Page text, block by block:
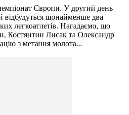
Європи. У другий день
відбудуться щонайменше два
легкоатлетів. Нагадаємо, що
Костянтин Лисак та Олександр
з метання молота...